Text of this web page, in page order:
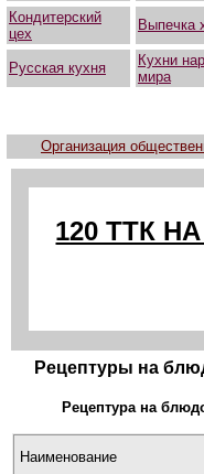
Кондитерский
цех
Выпечка
Русская кухня
Кухни
мира
Организация
120 ТТК
Рецептуры на
Рецептура на
Наименование